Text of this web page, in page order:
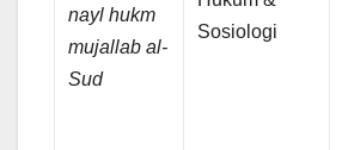
nayl hukm
mujallab al-
Sud
Sosiologi